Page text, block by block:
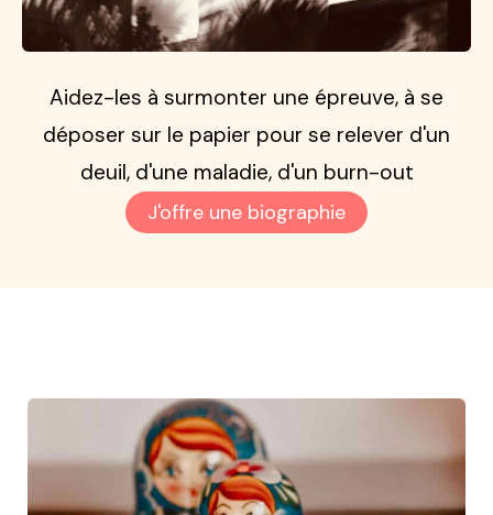
Aidez-les à surmonter une épreuve, à se
déposer sur le papier pour se relever d'un
deuil, d'une maladie, d'un burn-out
J'offre une biographie